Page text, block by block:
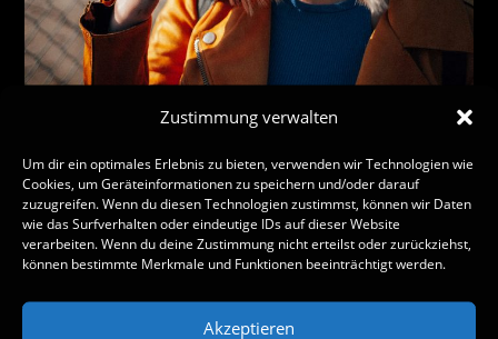
Zustimmung verwalten
Um dir ein optimales Erlebnis zu bieten, verwenden wir Technologien wie
Cookies, um Geräteinformationen zu speichern und/oder darauf
zuzugreifen. Wenn du diesen Technologien zustimmst, können wir Daten
wie das Surfverhalten oder eindeutige IDs auf dieser Website
verarbeiten. Wenn du deine Zustimmung nicht erteilst oder zurückziehst,
können bestimmte Merkmale und Funktionen beeinträchtigt werden.
Akzeptieren
Schreibe einen Kommentar